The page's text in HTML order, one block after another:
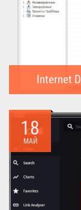
Internet
18
МАЙ